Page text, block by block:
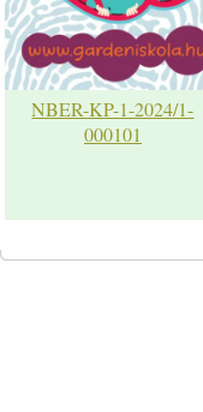
NBER-KP-1-2024/1-
000101